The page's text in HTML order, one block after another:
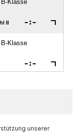
unserer